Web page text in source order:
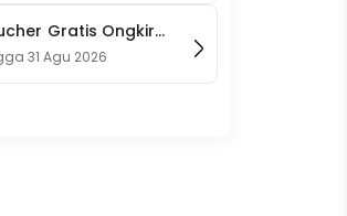
Gratis Ongkir
(Only on Website)
31 Agu 2026